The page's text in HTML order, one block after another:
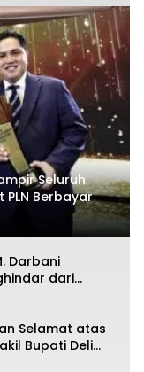
Seluruh
Berbayar
Darbani
dari
Selamat atas
Bupati Deli